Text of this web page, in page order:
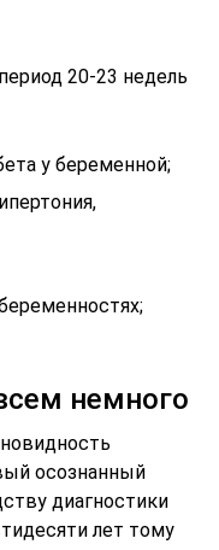
20-23 недель
у беременной;
немного
осознанный
диагностики
лет тому